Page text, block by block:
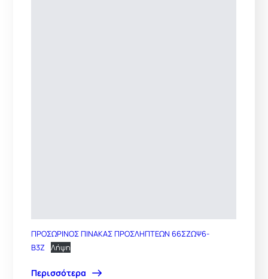
ΠΡΟΣΩΡΙΝΟΣ ΠΙΝΑΚΑΣ ΠΡΟΣΛΗΠΤΕΩΝ 66ΣΖΩΨ6-
Β3Ζ Λήψη
Περισσότερα